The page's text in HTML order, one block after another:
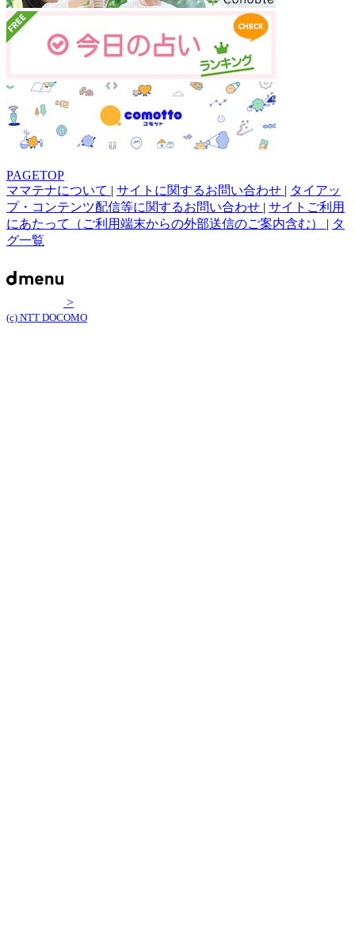
PAGETOP
ママテナについて | サイトに関するお問い合わせ | タイアッ
プ・コンテンツ配信等に関するお問い合わせ | サイトご利用
にあたって（ご利用端末からの外部送信のご案内含む） | タ
グ一覧
>
(c) NTT DOCOMO